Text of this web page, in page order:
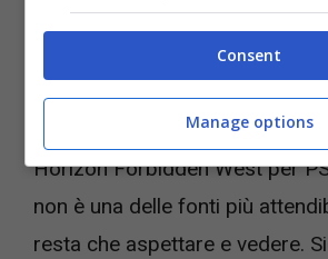
febbraio, ed abbiamo proprio
stiamo parlando. Protagonista
questoState of Playè proprio
capitolo incentrato sulle
Horizon Forbidden West per
non è una delle fonti più
resta che aspettare e vedere.
Consent
Manage options